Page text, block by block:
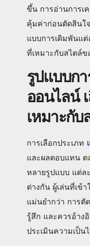
ขึ้น การอ่านการเ
คุ้มค่าก่อนตัดสินใ
แบบการเดิมพันแ
ที่เหมาะกับสไตล์ข
รูปแบบก
ออนไลน์
เหมาะกับ
การเลือกประเภท
และผลตอบแทน ต
หลายรูปแบบ แต่ล
ต่างกัน ผู้เล่นที่เข้
แม่นยำกว่า การตั
รู้สึก และควรอ้าง
ประเมินความเป็น